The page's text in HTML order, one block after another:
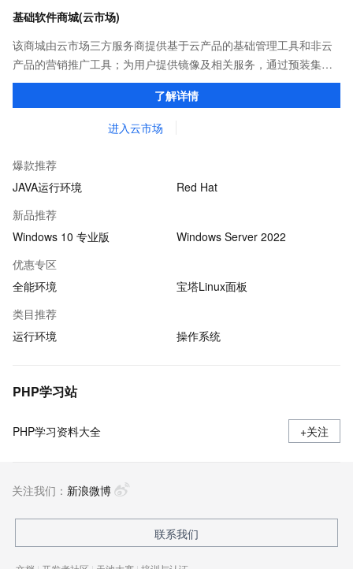
基础软件商城(云市场)
该商城由云市场三方服务商提供基于云产品的基础管理工具和非云
产品的营销推广工具；为用户提供镜像及相关服务，通过预装集成
环境及软件，实现云服务器即开即于阿里云的独立软件类，包括商
业软件、系统软件、营销软件等。了解详情
进入云市场
爆款推荐
JAVA运行环境
Red Hat
新品推荐
Windows 10 专业版
Windows Server 2022
优惠专区
全能环境
宝塔Linux面板
类目推荐
运行环境
操作系统
PHP学习站
PHP学习资料大全 +关注
关注我们： 新浪微博
联系我们